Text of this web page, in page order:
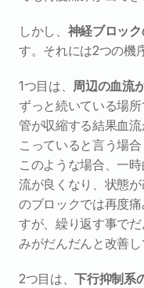
しかし、 神経ブロッ
す。それには2つの機
1つ目は、 周辺の血流
ずっと続いている場
管が収縮する結果血
こっていると言う場合
このような場合、一
流が良くなり、状態
のブロックでは再度
すが、繰り返す事で
みがだんだんと改善し
2つ目は、下行抑制系